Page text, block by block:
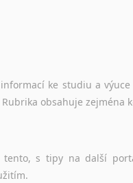
informací ke studiu a výuce
Rubrika obsahuje zejména
tento, s tipy na další